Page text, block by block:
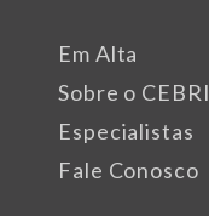
Em Alta
Sobre o CEBRI
Especialistas
Fale Conosco